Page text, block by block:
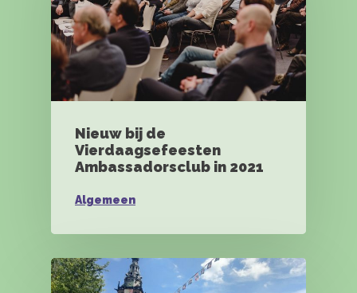
Nieuw bij de
Vierdaagsefeesten
Ambassadorsclub in 2021
Algemeen